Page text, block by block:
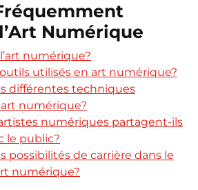
Numérique
numérique?
utilisés en art numérique?
différentes techniques
numérique?
numériques partagent-ils
le public?
possibilités de carrière dans le
numérique?